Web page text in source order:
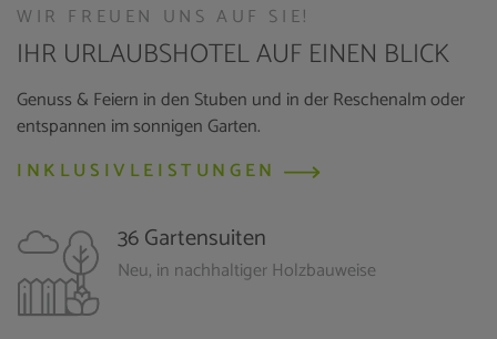
WIR FREUEN UNS AUF SIE!
IHR URLAUBSHOTEL AUF EINEN BLICK
Genuss & Feiern in den Stuben und in der Reschenalm oder
entspannen im sonnigen Garten.
INKLUSIVLEISTUNGEN
36 Gartensuiten
Neu, in nachhaltiger Holzbauweise